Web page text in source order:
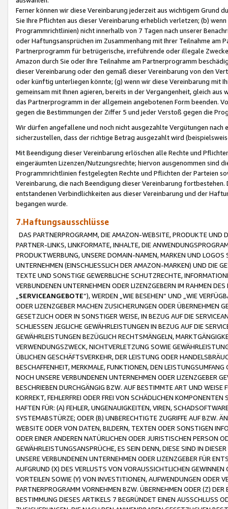
Ferner können wir diese Vereinbarung jederzeit aus wichtigem Grund
Sie Ihre Pflichten aus dieser Vereinbarung erheblich verletzen; (b)
Programmrichtlinien) nicht innerhalb von 7 Tagen nach unserer
oder Haftungsansprüchen im Zusammenhang mit Ihrer Teilnahme am
Partnerprogramm für betrügerische, irreführende oder illegale
Amazon durch Sie oder Ihre Teilnahme am Partnerprogramm
dieser Vereinbarung oder den gemäß dieser Vereinbarung von den
oder künftig unterliegen könnte; (g) wenn wir diese Vereinbarung mit
gemeinsam mit Ihnen agieren, bereits in der Vergangenheit, gleich
das Partnerprogramm in der allgemein angebotenen Form beenden.
gegen die Bestimmungen der Ziffer 5 und jeder Verstoß gegen die
Wir dürfen angefallene und noch nicht ausgezahlte Vergütungen
sicherzustellen, dass der richtige Betrag ausgezahlt wird
Mit Beendigung dieser Vereinbarung erlöschen alle Rechte und
eingeräumten Lizenzen/Nutzungsrechte; hiervon ausgenommen sind
Programmrichtlinien festgelegten Rechte und Pflichten der Parteien
Vereinbarung, die nach Beendigung dieser Vereinbarung
entstandenen Verbindlichkeiten aus dieser Vereinbarung und der
begangen wurde.
7.Haftungsausschlüsse
DAS PARTNERPROGRAMM, DIE AMAZON-WEBSITE, PRODUKTE UND
PARTNER-LINKS, LINKFORMATE, INHALTE, DIE
PRODUKTWERBUNG, UNSERE DOMAIN-NAMEN, MARKEN UND
UNTERNEHMEN (EINSCHLIESSLICH DER AMAZON-MARKEN) UND DIE
TEXTE UND SONSTIGE GEWERBLICHE SCHUTZRECHTE,
VERBUNDENEN UNTERNEHMEN ODER LIZENZGEBERN IM RAHMEN
SERVICEANGEBOTE“), WERDEN „WIE BESEHEN“ UND „WIE
ODER LIZENZGEBER MACHEN ZUSICHERUNGEN ODER ÜBERNEHMEN
GESETZLICH ODER IN SONSTIGER WEISE, IN BEZUG AUF DIE
SCHLIESSEN JEGLICHE GEWÄHRLEISTUNGEN IN BEZUG AUF DIE
GEWÄHRLEISTUNGEN BEZÜGLICH RECHTSMÄNGELN,
VERWENDUNGSZWECK, NICHTVERLETZUNG SOWIE
ÜBLICHEN GESCHÄFTSVERKEHR, DER LEISTUNG ODER
BESCHAFFENHEIT, MERKMALE, FUNKTIONEN, DEN
NOCH UNSERE VERBUNDENEN UNTERNEHMEN ODER LIZENZGEBER
BESCHRIEBEN DURCHGÄNGIG BZW. AUF BESTIMMTE ART UND
KORREKT, FEHLERFREI ODER FREI VON SCHÄDLICHEN
HAFTEN FÜR: (A) FEHLER, UNGENAUIGKEITEN, VIREN,
SYSTEMABSTÜRZE; ODER (B) UNBERECHTIGTE ZUGRIFFE AUF BZW.
WEBSITE ODER VON DATEN, BILDERN, TEXTEN ODER SONSTIGEN
ODER EINER ANDEREN NATÜRLICHEN ODER JURISTISCHEN PERSON
GEWÄHRLEISTUNGSANSPRÜCHE, ES SEIN DENN, DIESE SIND IN
UNSERE VERBUNDENEN UNTERNEHMEN ODER LIZENZGEBER FÜR
AUFGRUND (X) DES VERLUSTS VON VORAUSSICHTLICHEN
VORTEILEN SOWIE (Y) VON INVESTITIONEN, AUFWENDUNGEN ODER
PARTNERPROGRAMM VORNEHMEN BZW. ÜBERNEHMEN ODER (Z)
BESTIMMUNG DIESES ARTIKELS 7 BEGRÜNDET EINEN AUSSCHLUSS